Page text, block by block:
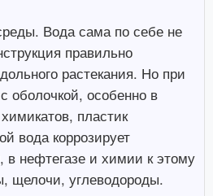
Вода сама по себе не
правильно
растекания. Но при
оболочкой, особенно в
пластик
вода коррозирует
в нефтегазе и химии к этому
щелочи, углеводороды.